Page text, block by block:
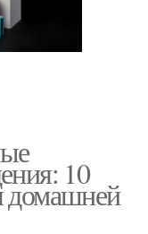
10
домашней